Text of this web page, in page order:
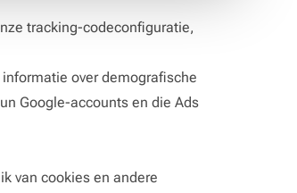
tracking-codeconfiguratie,
over demografische
Google-accounts en die Ads
van cookies en andere